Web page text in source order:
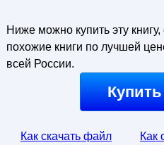
Ниже можно купить эту
похожие книги по лучшей
всей России.
Как скачать файл Как